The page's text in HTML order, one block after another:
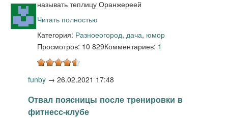
называть теплицу Оранжереей
Читать полностью
Категория: Разноеогород, дача, юмор
Просмотров: 10 829Комментариев: 1
funby → 26.02.2021 17:48
Отвал поясницы после тренировки в
фитнесс-клубе